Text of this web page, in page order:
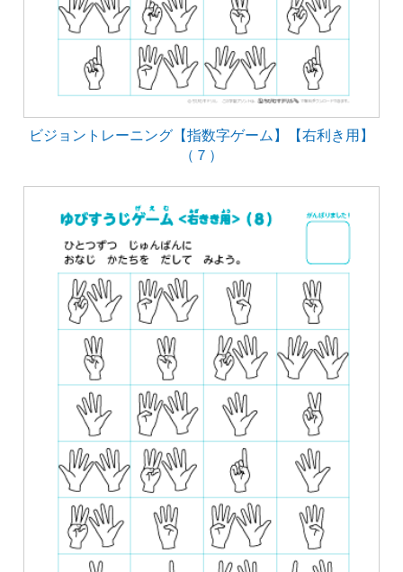
ビジョントレーニング【指数字ゲーム】【右利き用】
（７）